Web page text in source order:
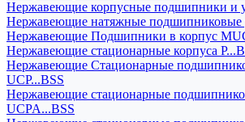
Нержавеющие корпусные подшипники и
Нержавеющие натяжные подшипниковые
Нержавеющие Подшипники в корпус
Нержавеющие стационарные корпуса
Нержавеющие Стационарные
UCP...BSS
Нержавеющие стационарные
UCPA...BSS